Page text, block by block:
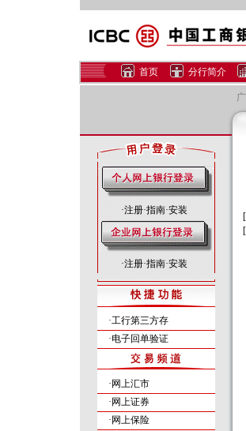
首页 分行简介
·注册·指南·安装
·注册·指南·安装
·工行第三方存
·电子回单验证
·网上汇市
·网上证券
·网上保险
[
[